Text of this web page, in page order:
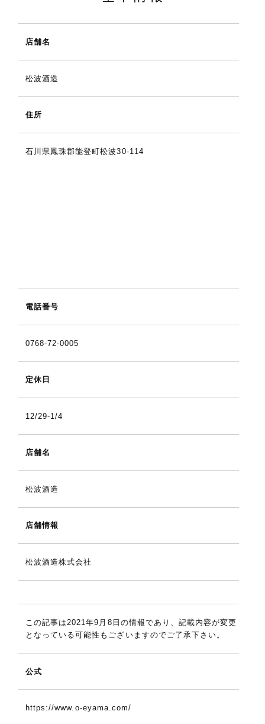
店舗名
松波酒造
住所
石川県鳳珠郡能登町松波30-114
電話番号
0768-72-0005
定休日
12/29-1/4
店舗名
松波酒造
店舗情報
松波酒造株式会社
この記事は2021年9月8日の情報であり、記載内容が変更
となっている可能性もございますのでご了承下さい。
公式
https://www.o-eyama.com/